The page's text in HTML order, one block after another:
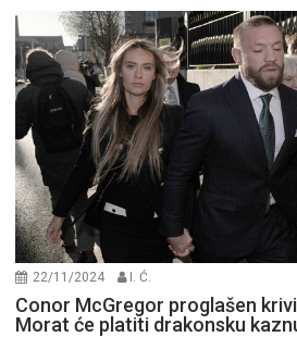
22/11/2024 I. Ć.
Conor McGregor proglašen
Morat će platiti drakonsku